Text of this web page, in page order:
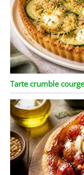
Tarte crumble